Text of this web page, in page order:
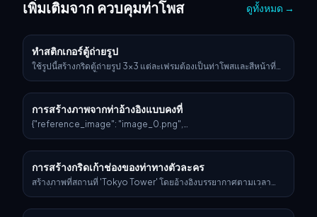
เพิ่มเติมจาก ควบคุมท่าโพส ดูทั้งหมด →
ทำสติกเกอร์ตู้ถ่ายรูป
ใช้รูปนี้สร้างกริดตู้ถ่ายรูป 3x3 แต่ละเฟรมต้องเป็นท่าโพสและสีหน้าที่
การสร้างภาพจากท่าอ้างอิงแบบคงที่
{"reference_image": "image_0.png",
กายวิภาคที่แสดงใน image_0.png อย่างเคร่งครัด เธอสวมเดรสมินิ
สีน้ำเงินเข้มผ้าลูกไม้ทับหลายชั้นพร้อมเสื้อท่อนบนทรง milkmaid คอ
เสื้อ sweetheart แขนกุดสั้นแบบ cap sleeves และชายกระโปรงผัก
การสร้างกริดเก้าช่องของท่าทางตัวละคร
สร้างภาพที่สถานที่ 'Tokyo Tower' โดยอ้างอิงบรรยากาศตามเวลา